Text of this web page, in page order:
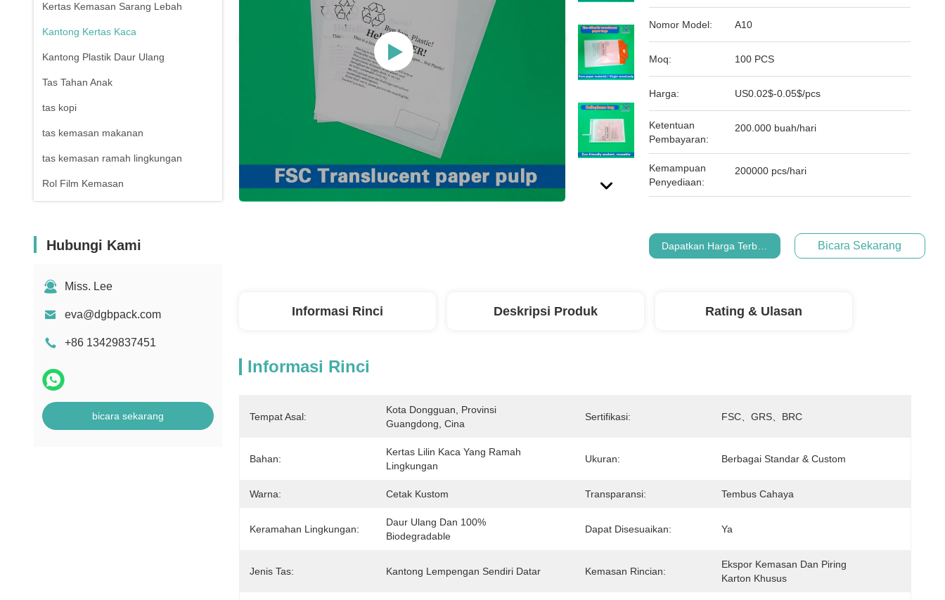
Kertas Kemasan Sarang Lebah
Kantong Kertas Kaca
Kantong Plastik Daur Ulang
Tas Tahan Anak
tas kopi
tas kemasan makanan
tas kemasan ramah lingkungan
Rol Film Kemasan
Hubungi Kami
Miss. Lee
eva@dgbpack.com
+86 13429837451
bicara sekarang
Nomor Model: A10
Moq: 100 PCS
Harga: US0.02$-0.05$/pcs
Ketentuan
Pembayaran:
200.000 buah/hari
Kemampuan
Penyediaan:
200000 pcs/hari
Dapatkan Harga Terbaik Bicara Sekarang
Informasi Rinci Deskripsi Produk Rating & Ulasan
Informasi Rinci
Tempat Asal:
Kota Dongguan, Provinsi
Guangdong, Cina
Sertifikasi: FSC、GRS、BRC
Bahan:
Kertas Lilin Kaca Yang Ramah
Lingkungan
Ukuran: Berbagai Standar & Custom
Warna: Cetak Kustom Transparansi: Tembus Cahaya
Keramahan Lingkungan:
Daur Ulang Dan 100%
Biodegradable
Dapat Disesuaikan: Ya
Jenis Tas: Kantong Lempengan Sendiri Datar Kemasan Rincian:
Ekspor Kemasan Dan Piring
Karton Khusus